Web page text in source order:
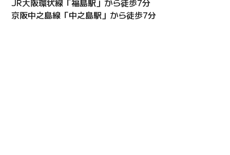
JR大阪環状線「福島駅」から徒歩7分
京阪中之島線「中之島駅」から徒歩7分